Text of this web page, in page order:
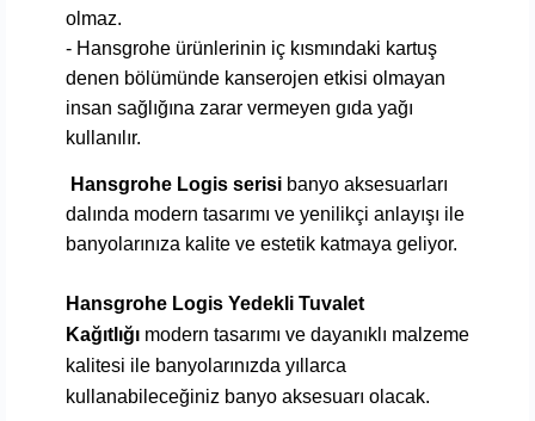
olmaz.
- Hansgrohe ürünlerinin iç kısmındaki kartuş
denen bölümünde kanserojen etkisi olmayan
insan sağlığına zarar vermeyen gıda yağı
kullanılır.
Hansgrohe Logis serisi banyo aksesuarları
dalında modern tasarımı ve yenilikçi anlayışı ile
banyolarınıza kalite ve estetik katmaya geliyor.
Hansgrohe Logis Yedekli Tuvalet
Kağıtlığı modern tasarımı ve dayanıklı malzeme
kalitesi ile banyolarınızda yıllarca
kullanabileceğiniz banyo aksesuarı olacak.